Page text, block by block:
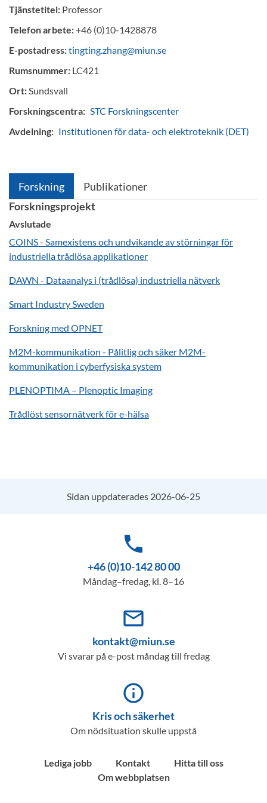
Tjänstetitel: Professor
Telefon arbete:+46 (0)10-1428878
E-postadress:tingting.zhang@miun.se
Rumsnummer: LC421
Ort:Sundsvall
Forskningscentra: STC Forskningscenter
Avdelning: Institutionen för data- och elektroteknik (DET)
Forskning
Publikationer
Forskningsprojekt
Avslutade
COINS - Samexistens och undvikande av störningar för
industriella trådlösa applikationer
DAWN - Dataanalys i (trådlösa) industriella nätverk
Smart Industry Sweden
Forskning med OPNET
M2M-kommunikation - Pålitlig och säker M2M-
kommunikation i cyberfysiska system
PLENOPTIMA – Plenoptic Imaging
Trådlöst sensornätverk för e-hälsa
Sidan uppdaterades 2026-06-25
phone
+46 (0)10-142 80 00
Måndag–fredag, kl. 8–16
mail_outline
kontakt@miun.se
Vi svarar på e-post måndag till fredag
info_outline
Kris och säkerhet
Om nödsituation skulle uppstå
Lediga jobb Kontakt
Hitta till oss
Om webbplatsen